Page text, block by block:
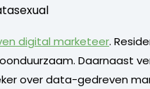
digital marketeer.
Daarnaast
over data-gedreven